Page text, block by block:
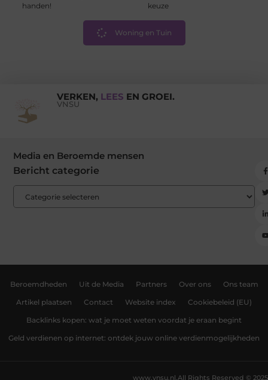
handen!
keuze
Woning en Tuin
VERKEN, LEES EN GROEI.
VNSU
Media en Beroemde mensen
Bericht categorie
Beroemdheden Uit de Media Partners Over ons Ons team
Artikel plaatsen Contact Website index Cookiebeleid (EU)
Backlinks kopen: wat je moet weten voordat je eraan begint
Geld verdienen op internet: ontdek jouw online verdienmogelijkheden
All Rights Reserved © 2025
www.vnsu.nl.